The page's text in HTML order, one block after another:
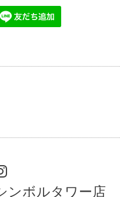
ンボルタワー店